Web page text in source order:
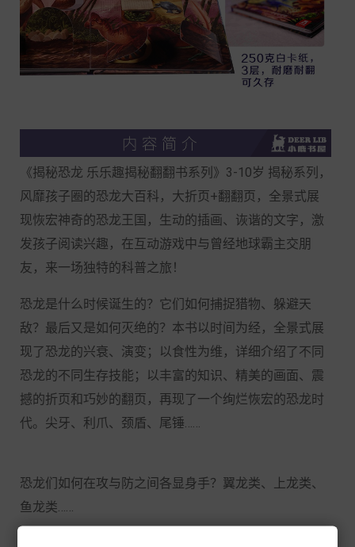
《揭秘恐龙 乐乐趣揭秘翻翻书系列》3-10岁 揭秘系列，
风靡孩子圈的恐龙大百科，大折页+翻翻页，全景式展
现恢宏神奇的恐龙王国，生动的插画、诙谐的文字，激
发孩子阅读兴趣，在互动游戏中与曾经地球霸主交朋
友，来一场独特的科普之旅！
恐龙是什么时候诞生的？它们如何捕捉猎物、躲避天
敌？最后又是如何灭绝的？本书以时间为经，全景式展
现了恐龙的兴衰、演变；以食性为维，详细介绍了不同
恐龙的不同生存技能；以丰富的知识、精美的画面、震
撼的折页和巧妙的翻页，再现了一个绚烂恢宏的恐龙时
代。尖牙、利爪、颈盾、尾锤
恐龙们如何在攻与防之间各显身手？翼龙类、上龙类、
鱼龙类